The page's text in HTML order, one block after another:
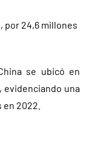
por 24,6 millones
se ubicó en
evidenciando una
2022.